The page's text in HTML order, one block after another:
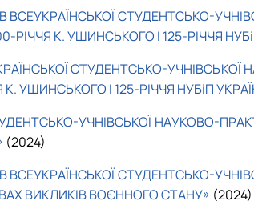
ВСЕУКРАЇНСЬКОЇ СТУДЕНТСЬКО-
К. УШИНСЬКОГО І 125-РІЧЧЯ
СТУДЕНТСЬКО-
УШИНСЬКОГО І 125-РІЧЧЯ НУБіП
УЧНІВСЬКОЇ НАУКОВО-
(2024)
ВСЕУКРАЇНСЬКОЇ СТУДЕНТСЬКО-
ВИКЛИКІВ ВОЄННОГО СТАНУ» (2024)